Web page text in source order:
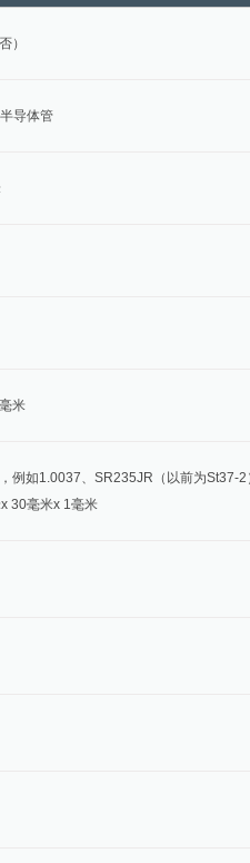
）
导体管
米
例如1.0037、SR235JR（以前为St37-2
30毫米x 1毫米